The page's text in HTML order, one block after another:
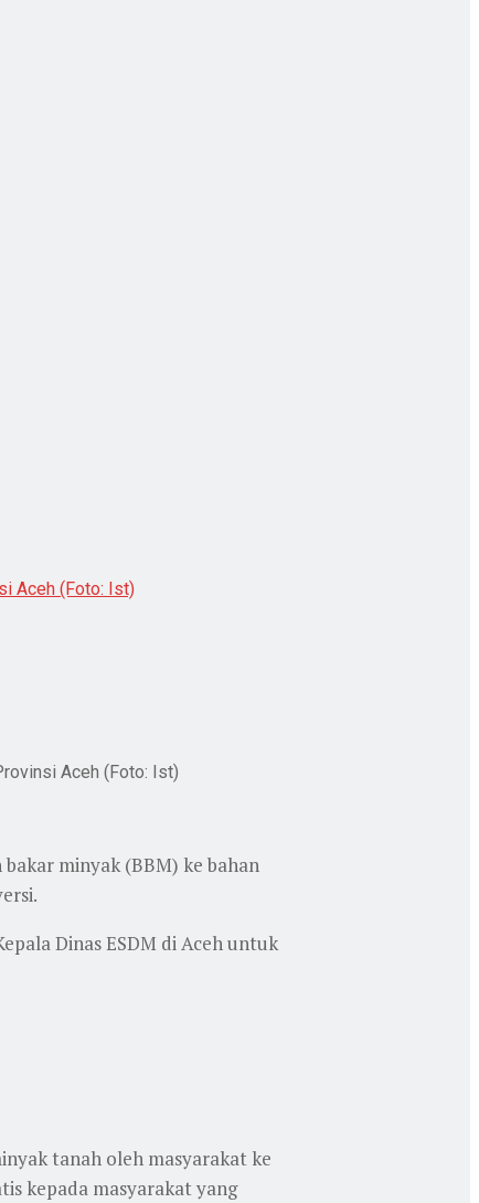
Aceh (Foto: Ist)
Aceh (Foto: Ist)
minyak (BBM) ke bahan
Dinas ESDM di Aceh untuk
tanah oleh masyarakat ke
kepada masyarakat yang